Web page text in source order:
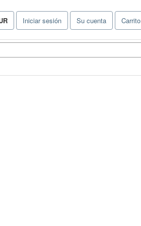
Iniciar sesión Su cuenta Carrito